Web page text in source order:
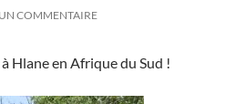
COMMENTAIRE
Hlane en Afrique du Sud !